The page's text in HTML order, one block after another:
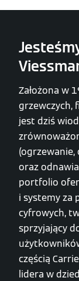
Założona w
grzewczych,
jest dziś
(ogrzewanie,
oraz
portfolio
i systemy za
cyfrowych,
sprzyjający
częścią
lidera w